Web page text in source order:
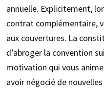
annuelle. Explicitement,
contrat complémentaire,
aux couvertures. La
d’abroger la convention
motivation qui vous
avoir négocié de